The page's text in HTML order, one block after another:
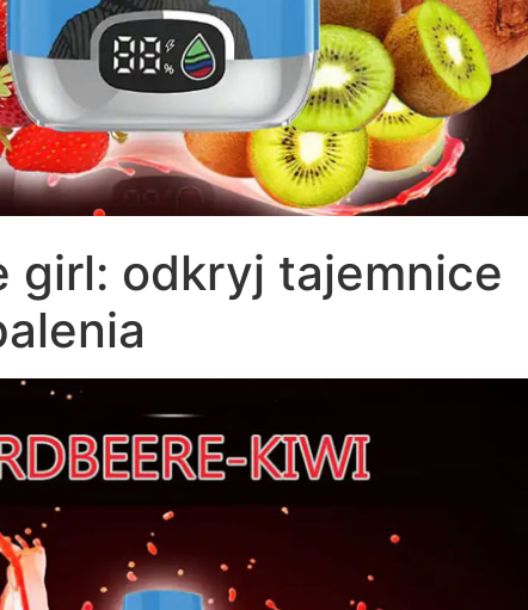
girl: odkryj tajemnice